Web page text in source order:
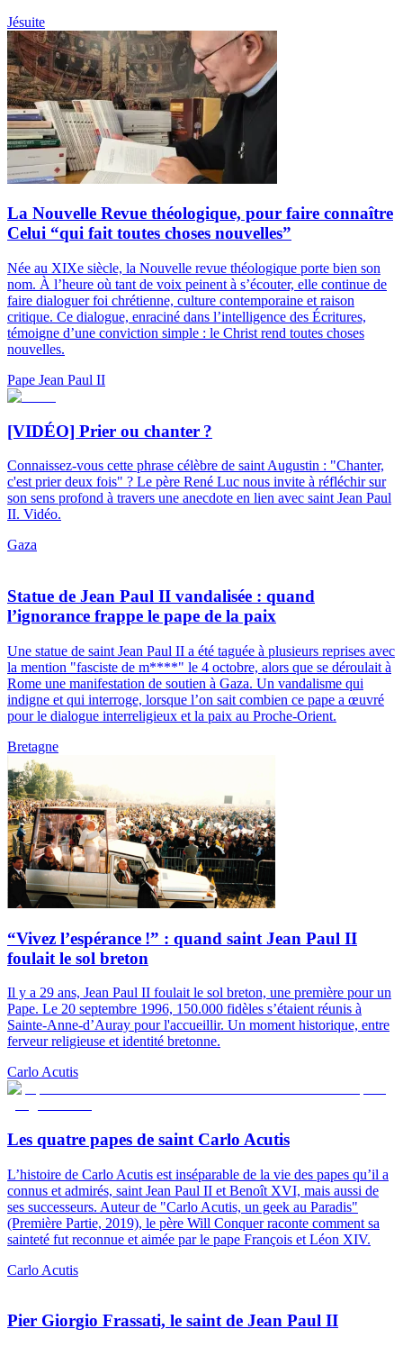
Jésuite
La Nouvelle Revue théologique, pour faire connaître
Celui “qui fait toutes choses nouvelles”
Née au XIXe siècle, la Nouvelle revue théologique porte bien son
nom. À l’heure où tant de voix peinent à s’écouter, elle continue de
faire dialoguer foi chrétienne, culture contemporaine et raison
critique. Ce dialogue, enraciné dans l’intelligence des Écritures,
témoigne d’une conviction simple : le Christ rend toutes choses
nouvelles.
Pape Jean Paul II
[VIDÉO] Prier ou chanter ?
Connaissez-vous cette phrase célèbre de saint Augustin : "Chanter,
c'est prier deux fois" ? Le père René Luc nous invite à réfléchir sur
son sens profond à travers une anecdote en lien avec saint Jean Paul
II. Vidéo.
Gaza
Statue de Jean Paul II vandalisée : quand
l’ignorance frappe le pape de la paix
Une statue de saint Jean Paul II a été taguée à plusieurs reprises avec
la mention "fasciste de m****" le 4 octobre, alors que se déroulait à
Rome une manifestation de soutien à Gaza. Un vandalisme qui
indigne et qui interroge, lorsque l’on sait combien ce pape a œuvré
pour le dialogue interreligieux et la paix au Proche-Orient.
Bretagne
“Vivez l’espérance !” : quand saint Jean Paul II
foulait le sol breton
Il y a 29 ans, Jean Paul II foulait le sol breton, une première pour un
Pape. Le 20 septembre 1996, 150.000 fidèles s’étaient réunis à
Sainte-Anne-d’Auray pour l'accueillir. Un moment historique, entre
ferveur religieuse et identité bretonne.
Carlo Acutis
Les quatre papes de saint Carlo Acutis
L’histoire de Carlo Acutis est inséparable de la vie des papes qu’il a
connus et admirés, saint Jean Paul II et Benoît XVI, mais aussi de
ses successeurs. Auteur de "Carlo Acutis, un geek au Paradis"
(Première Partie, 2019), le père Will Conquer raconte comment sa
sainteté fut reconnue et aimée par le pape François et Léon XIV.
Carlo Acutis
Pier Giorgio Frassati, le saint de Jean Paul II